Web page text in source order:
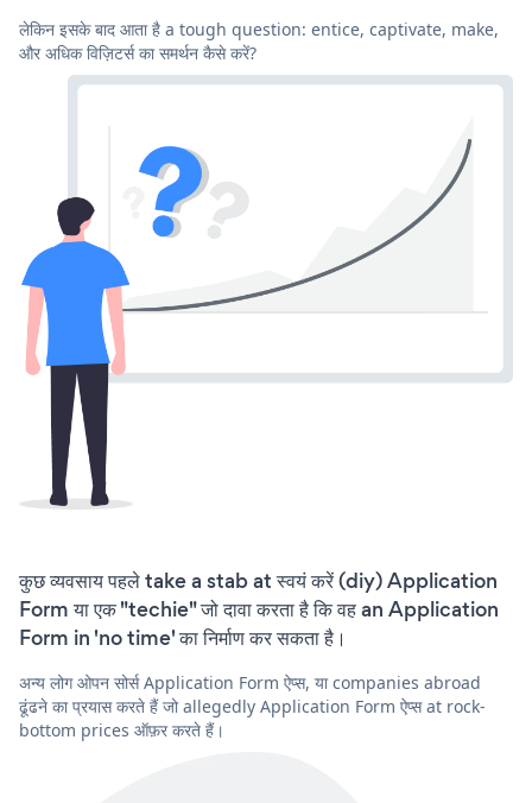
लेकिन इसके बाद आता है a tough question: entice, captivate, make,
और अधिक विज़िटर्स का समर्थन कैसे करें?
कुछ व्यवसाय पहले take a stab at स्वयं करें (diy) Application
Form या एक "techie" जो दावा करता है कि वह an Application
Form in 'no time' का निर्माण कर सकता है।
अन्य लोग ओपन सोर्स Application Form ऐप्स, या companies abroad
ढूंढने का प्रयास करते हैं जो allegedly Application Form ऐप्स at rock-
bottom prices ऑफ़र करते हैं।